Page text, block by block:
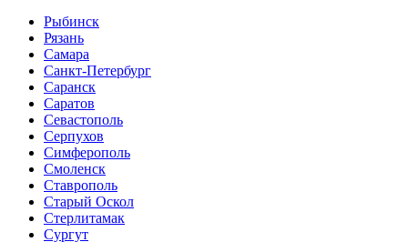
Рыбинск
Рязань
Самара
Санкт-Петербург
Саранск
Саратов
Севастополь
Серпухов
Симферополь
Смоленск
Ставрополь
Старый Оскол
Стерлитамак
Сургут